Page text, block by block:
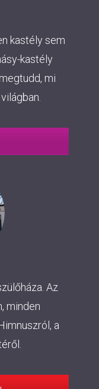
kastély sem
kastély
mi
Az
minden
a